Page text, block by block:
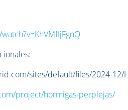
sites/default/files/2024-12/
project/hormigas-perplejas/